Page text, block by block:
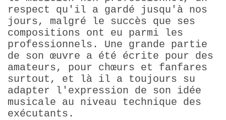
respect qu'il a gardé jusqu'à nos
jours, malgré le succès que ses
compositions ont eu parmi les
professionnels. Une grande partie
de son œuvre a été écrite pour des
amateurs, pour chœurs et fanfares
surtout, et là il a toujours su
adapter l'expression de son idée
musicale au niveau technique des
exécutants.